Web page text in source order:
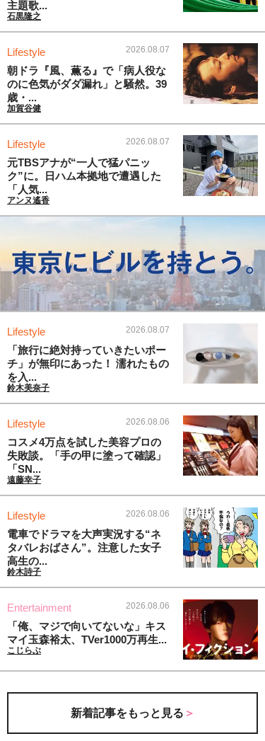
主題歌...
石黒隆之
Lifestyle 2026.08.07
朝ドラ『風、薫る』で「病人役な
のに色気がダダ漏れ」と騒然。39
歳・...
加賀谷健
Lifestyle 2026.08.07
元TBSアナが“一人で猛パニッ
ク”に。日ハム本拠地で遭遇した
「人気...
アンヌ遙香
Lifestyle 2026.08.07
「旅行に絶対持っていきたいポー
チ」が無印にあった！ 濡れたもの
を入...
鈴木美奈子
Lifestyle 2026.08.06
コスメ4万点を試した美容プロの
失敗談。「手の甲に塗って確認」
「SN...
遠藤幸子
Lifestyle 2026.08.06
電車でドラマを大声実況する“ネ
タバレおばさん”。注意した女子
高生の...
鈴木詩子
Entertainment 2026.08.06
「俺、マジで向いてないな」キス
マイ玉森裕太、TVer1000万再生...
こじらぶ
新着記事をもっと見る